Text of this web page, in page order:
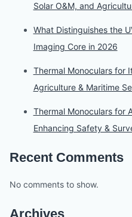
Solar O&M, and
What Distinguishes the
Imaging Core in 2026
Thermal Monoculars for
Agriculture & Maritime
Thermal Monoculars for
Enhancing Safety &
Recent Comments
No comments to show.
Archives